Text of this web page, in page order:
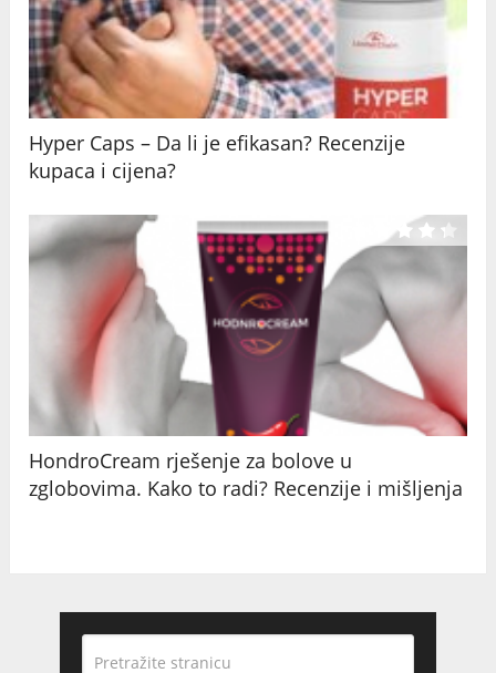
Hyper Caps – Da li je efikasan? Recenzije
kupaca i cijena?
HondroCream rješenje za bolove u
zglobovima. Kako to radi? Recenzije i mišljenja